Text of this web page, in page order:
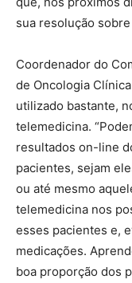
sua resolução
Coordenador do
de Oncologia
utilizado bastante,
telemedicina.
resultados on-line
pacientes, sejam
ou até mesmo
telemedicina nos
esses pacientes e,
medicações.
boa proporção dos